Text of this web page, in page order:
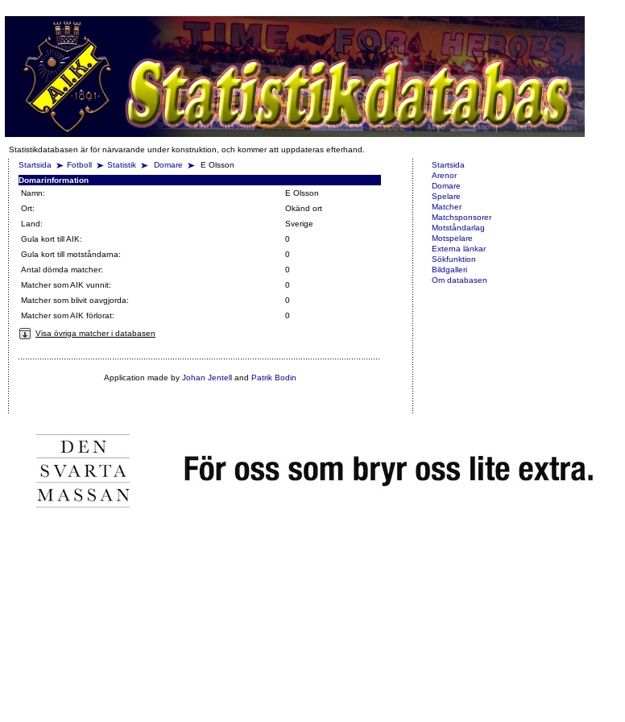
Statistikdatabasen är för närvarande under konstruktion, och kommer att uppdateras efterhand.
Startsida
Fotboll Statistik Domare
E Olsson
Domarinformation
Namn:
E Olsson
Ort:
Okänd ort
Land:
Sverige
Gula kort till AIK:
0
Gula kort till motståndarna:
0
Antal dömda matcher:
0
Matcher som AIK vunnit:
0
Matcher som blivit oavgjorda:
0
Matcher som AIK förlorat:
0
Visa övriga matcher i databasen
Application made by Johan Jentelland Patrik Bodin
Startsida
Arenor
Domare
Spelare
Matcher
Matchsponsorer
Motståndarlag
Motspelare
Externa länkar
Sökfunktion
Bildgalleri
Om databasen